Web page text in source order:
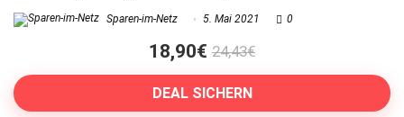
Sparen-im-Netz 5. Mai 2021 0
18,90€ 24,43€
DEAL SICHERN